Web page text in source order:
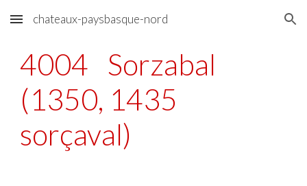
Skip to main content Skip to navigation
chateaux-paysbasque-nord
4004 Sorzabal
(1350, 1435
sorçaval)